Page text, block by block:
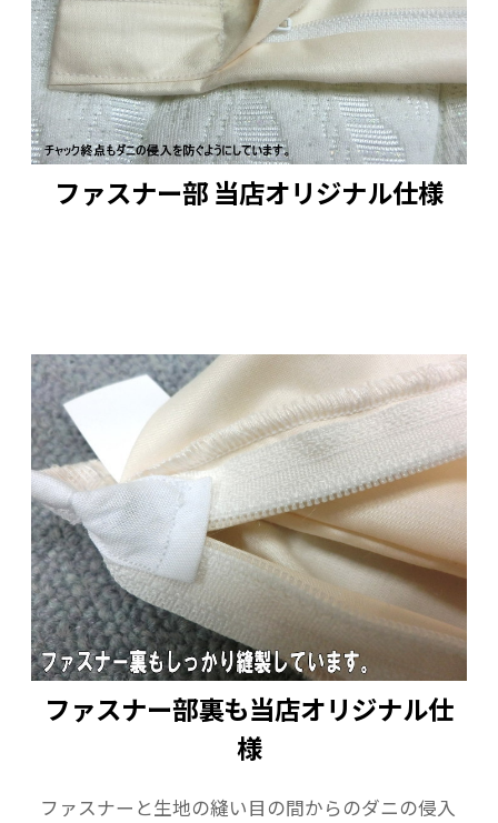
は普通宅配便となることがあります。
ファスナー部 当店オリジナル仕様
ファスナー部裏も当店オリジナル仕
様
ファスナーと生地の縫い目の間からのダニの侵入